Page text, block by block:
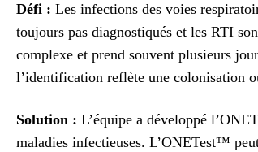
Défi : Les infections des voies
toujours pas diagnostiqués et les RTI
complexe et prend souvent plusieurs
l’identification reflète une colonisation
Solution : L’équipe a développé
maladies infectieuses. L’ONETest™